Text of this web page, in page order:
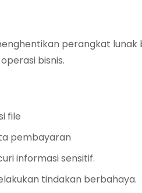
perangkat
bisnis.
file
pembayaran
informasi sensitif.
tindakan berbahaya.